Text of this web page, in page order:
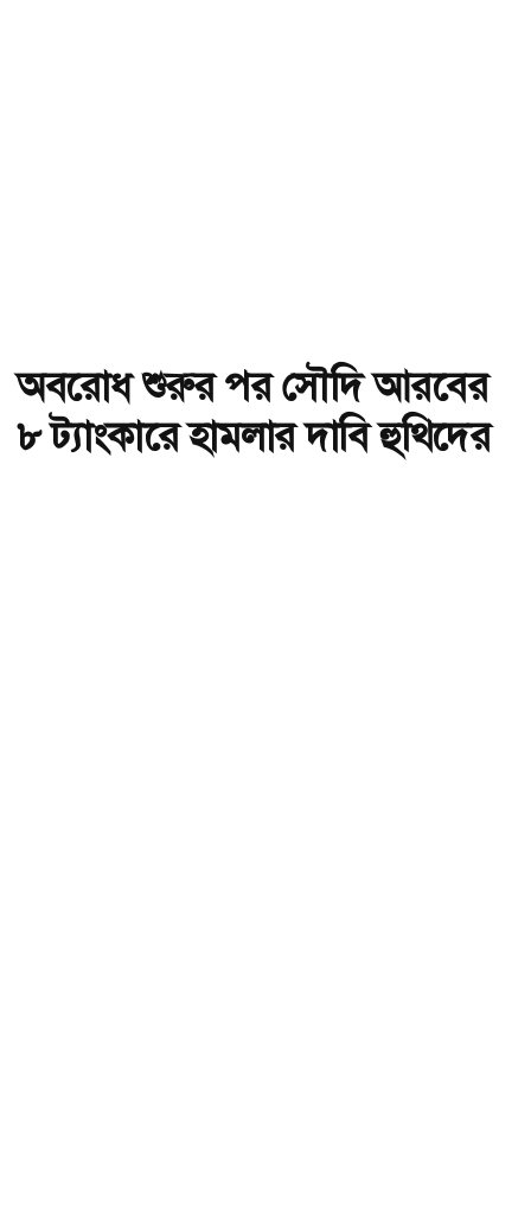
অবরোধ শুরুর পর সৌদি আরবের
৮ ট্যাংকারে হামলার দাবি হুথিদের